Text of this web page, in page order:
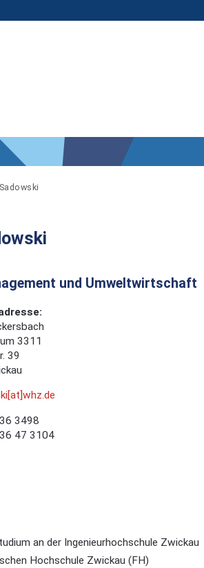
und Umweltwirtschaft
3311
39
3498
47 3104
an der Ingenieurhochschule Zwickau
Hochschule Zwickau (FH)